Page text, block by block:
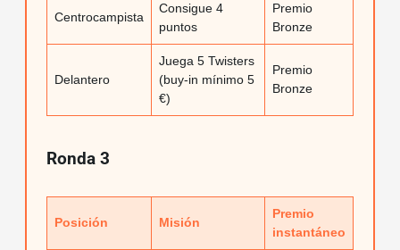
Centrocampista
Consigue 4
puntos
Premio
Bronze
Delantero
Juega 5 Twisters
(buy-in mínimo 5
€)
Premio
Bronze
Ronda 3
Posición Misión
Premio
instantáneo